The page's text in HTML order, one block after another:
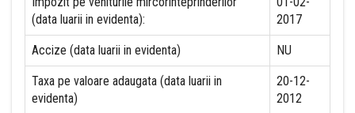
(data luarii in evidenta):
2017
Accize (data luarii in evidenta) NU
Taxa pe valoare adaugata (data luarii in
evidenta)
20-12-
2012